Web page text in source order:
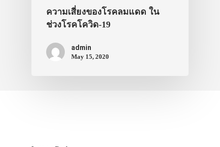
ความเสี่ยงของโรคลมแดด ใน
ช่วงโรคโควิด-19
admin
May 15, 2020